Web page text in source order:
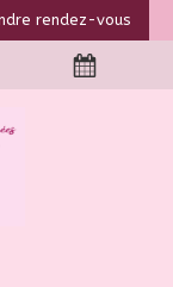
rendez-vous